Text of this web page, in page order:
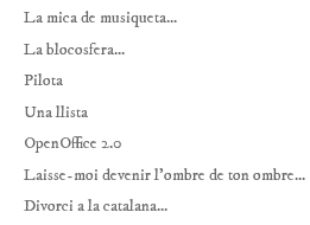
La mica de musiqueta...
La blocosfera...
Pilota
Una llista
OpenOffice 2.0
Laisse-moi devenir l'ombre de ton ombre...
Divorci a la catalana...